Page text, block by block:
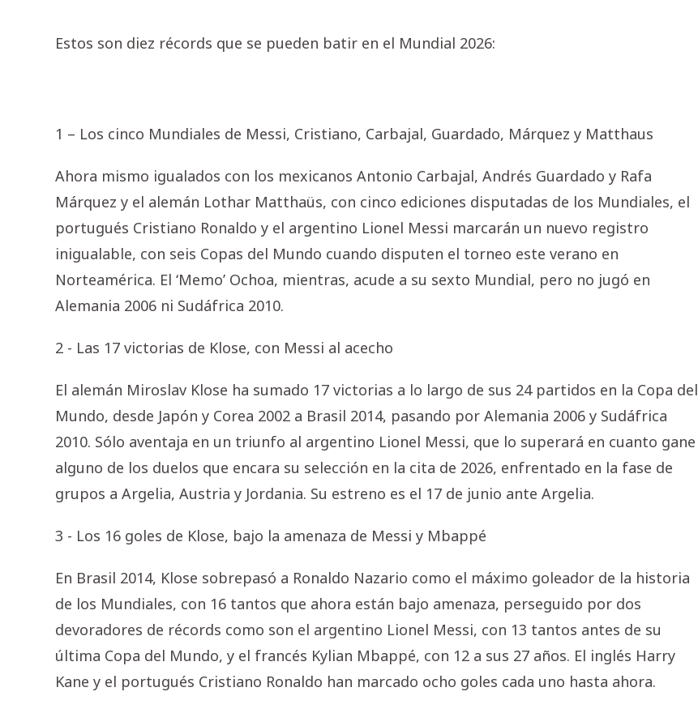
Estos son diez récords que se pueden batir en el Mundial 2026:
1 – Los cinco Mundiales de Messi, Cristiano, Carbajal, Guardado, Márquez y Matthaus
Ahora mismo igualados con los mexicanos Antonio Carbajal, Andrés Guardado y Rafa
Márquez y el alemán Lothar Matthaüs, con cinco ediciones disputadas de los Mundiales, el
portugués Cristiano Ronaldo y el argentino Lionel Messi marcarán un nuevo registro
inigualable, con seis Copas del Mundo cuando disputen el torneo este verano en
Norteamérica. El ‘Memo’ Ochoa, mientras, acude a su sexto Mundial, pero no jugó en
Alemania 2006 ni Sudáfrica 2010.
2 - Las 17 victorias de Klose, con Messi al acecho
El alemán Miroslav Klose ha sumado 17 victorias a lo largo de sus 24 partidos en la Copa del
Mundo, desde Japón y Corea 2002 a Brasil 2014, pasando por Alemania 2006 y Sudáfrica
2010. Sólo aventaja en un triunfo al argentino Lionel Messi, que lo superará en cuanto gane
alguno de los duelos que encara su selección en la cita de 2026, enfrentado en la fase de
grupos a Argelia, Austria y Jordania. Su estreno es el 17 de junio ante Argelia.
3 - Los 16 goles de Klose, bajo la amenaza de Messi y Mbappé
En Brasil 2014, Klose sobrepasó a Ronaldo Nazario como el máximo goleador de la historia
de los Mundiales, con 16 tantos que ahora están bajo amenaza, perseguido por dos
devoradores de récords como son el argentino Lionel Messi, con 13 tantos antes de su
última Copa del Mundo, y el francés Kylian Mbappé, con 12 a sus 27 años. El inglés Harry
Kane y el portugués Cristiano Ronaldo han marcado ocho goles cada uno hasta ahora.